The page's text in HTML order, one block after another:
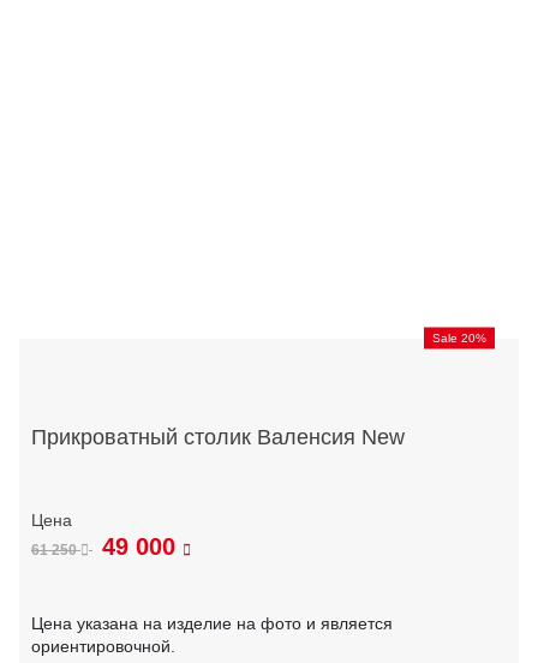
Sale 20%
Прикроватный столик Валенсия New
61 250 49 000
Цена указана на изделие на фото и является
ориентировочной.